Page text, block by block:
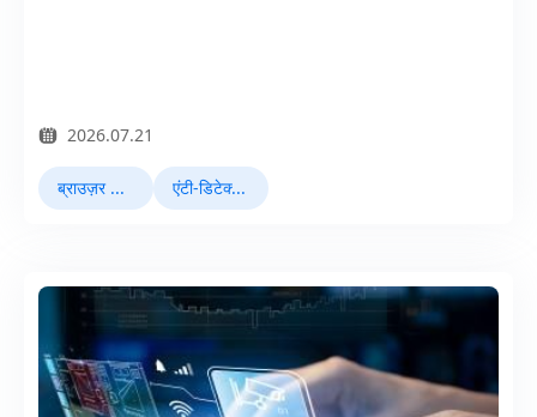
2026.07.21
ब्राउज़र फिंगरप्रिंटिंग एंटी-डिटेक्ट ब्राउज़र